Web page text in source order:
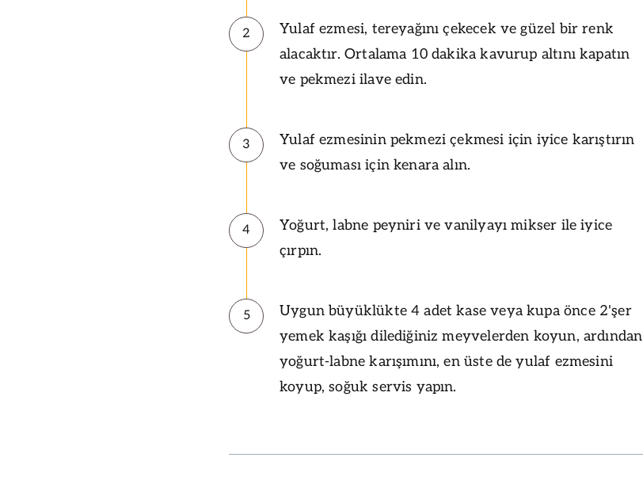
2
Yulaf ezmesi, tereyağını çekecek ve güzel bir renk
alacaktır. Ortalama 10 dakika kavurup altını kapatın
ve pekmezi ilave edin.
3
Yulaf ezmesinin pekmezi çekmesi için iyice karıştırın
ve soğuması için kenara alın.
4
Yoğurt, labne peyniri ve vanilyayı mikser ile iyice
çırpın.
5
Uygun büyüklükte 4 adet kase veya kupa önce 2'şer
yemek kaşığı dilediğiniz meyvelerden koyun, ardından
yoğurt-labne karışımını, en üste de yulaf ezmesini
koyup, soğuk servis yapın.